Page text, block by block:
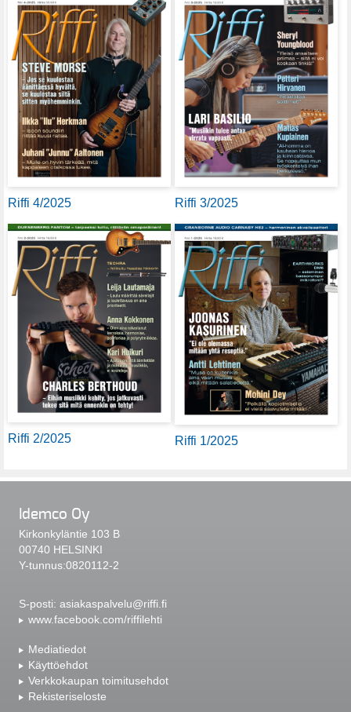
Riffi 4/2025 Riffi 3/2025
Riffi 2/2025 Riffi 1/2025
Idemco Oy
Kirkonkyläntie 103 B
00740 HELSINKI
Y-tunnus:0820112-2
S-posti: asiakaspalvelu@riffi.fi
www.facebook.com/riffilehti
Mediatiedot
Käyttöehdot
Verkkokaupan toimitusehdot
Rekisteriseloste